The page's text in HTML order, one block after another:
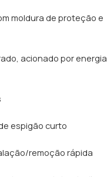
moldura de proteção e
acionado por energia
espigão curto
remoção rápida